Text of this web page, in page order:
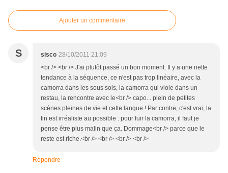
Ajouter un commentaire
S sisco 28/10/2011 21:09
<br /> <br /> J'ai plutôt passé un bon moment. Il y a une nette
tendance à la séquence, ce n'est pas trop linéaire, avec la
camorra dans les sous sols, la camorra qui viole dans un
restau, la rencontre avec le<br /> capo... plein de petites
scènes pleines de vie et cette langue ! Par contre, c'est vrai, la
fin est irréaliste au possible : pour fuir la camorra, il faut je
pense être plus malin que ça. Dommage<br /> parce que le
reste est riche.<br /> <br /> <br /> <br />
Répondre